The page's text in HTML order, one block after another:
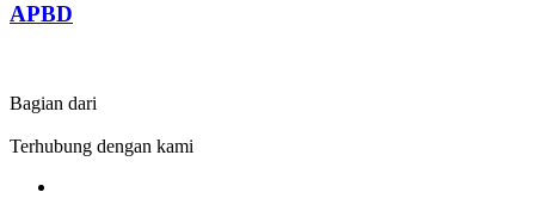
APBD
Bagian dari
Terhubung dengan kami